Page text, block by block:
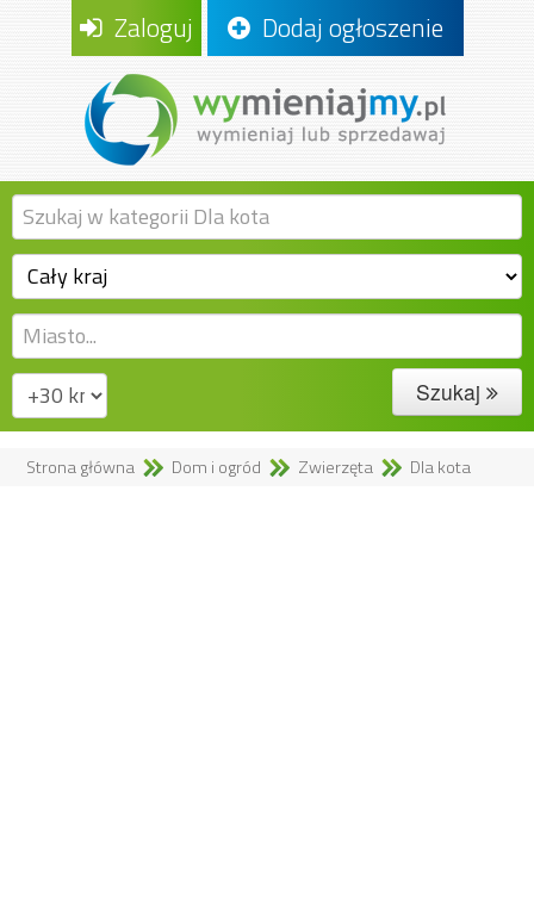
Zaloguj Dodaj ogłoszenie
Szukaj
Strona główna Dom i ogród Zwierzęta Dla kota